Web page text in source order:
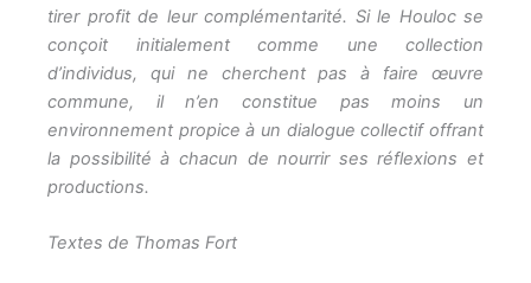
tirer profit de leur complémentarité. Si le Houloc se
conçoit initialement comme une collection
d’individus, qui ne cherchent pas à faire œuvre
commune, il n’en constitue pas moins un
environnement propice à un dialogue collectif offrant
la possibilité à chacun de nourrir ses réflexions et
productions.
Textes de Thomas Fort